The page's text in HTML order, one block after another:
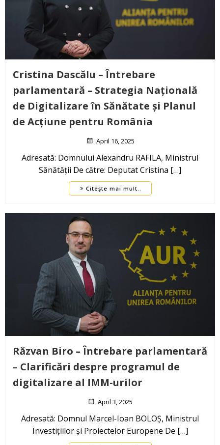
Cristina Dascălu – Întrebare
parlamentară – Strategia Națională
de Digitalizare în Sănătate și Planul
de Acțiune pentru România
April 16, 2025
Adresată: Domnului Alexandru RAFILA, Ministrul
Sănătății De către: Deputat Cristina […]
Citește mai mult..
Răzvan Biro – Întrebare parlamentară
– Clarificări despre programul de
digitalizare al IMM-urilor
April 3, 2025
Adresată: Domnul Marcel-Ioan BOLOȘ, Ministrul
Investițiilor și Proiectelor Europene De […]